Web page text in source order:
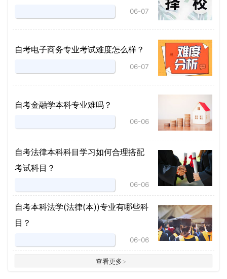
06-07
自考电子商务专业考试难度怎么样？
06-07
自考金融学本科专业难吗？
06-06
自考法律本科科目学习如何合理搭配
考试科目？
06-06
​自考本科法学(法律(本))专业有哪些科
目？
06-06
查看更多>